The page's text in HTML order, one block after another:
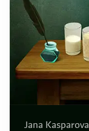
Jana Kasparova